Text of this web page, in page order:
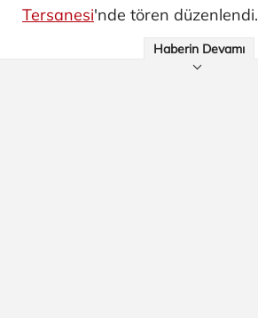
Tersanesi'nde tören düzenlendi.
Haberin Devamı